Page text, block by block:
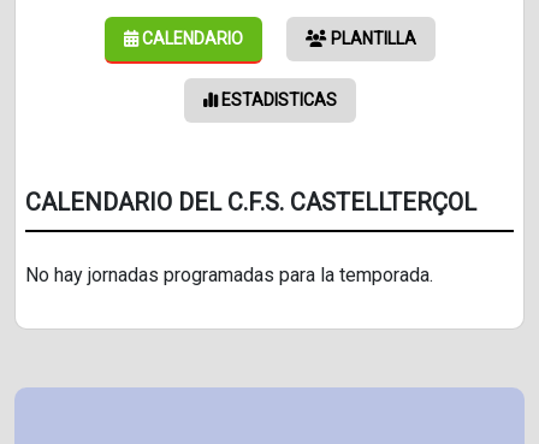
CALENDARIO PLANTILLA
ESTADISTICAS
CALENDARIO DEL C.F.S. CASTELLTERÇOL
No hay jornadas programadas para la temporada.